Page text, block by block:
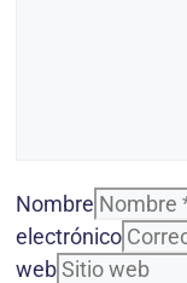
Nombre
electrónico
web